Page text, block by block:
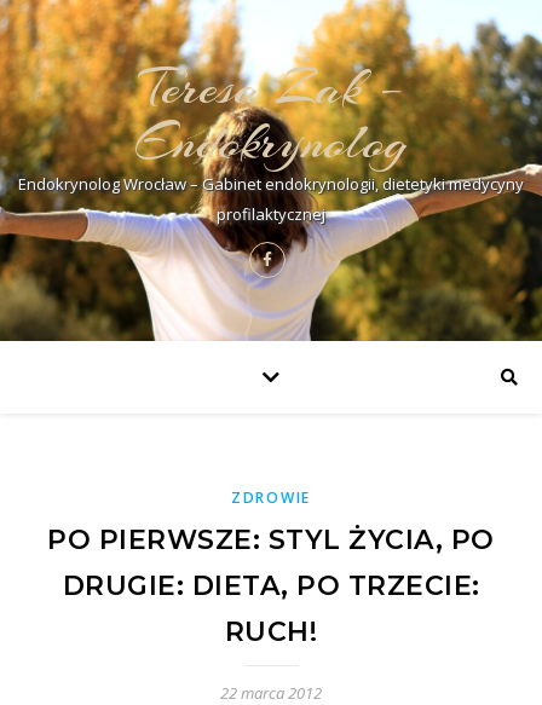
Teresa Żak –
Endokrynolog
Endokrynolog Wrocław – Gabinet endokrynologii, dietetyki medycyny
profilaktycznej
ZDROWIE
PO PIERWSZE: STYL ŻYCIA, PO
DRUGIE: DIETA, PO TRZECIE:
RUCH!
22 marca 2012